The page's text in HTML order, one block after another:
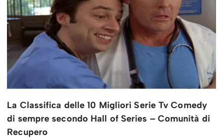
La Classifica delle 10 Migliori Serie Tv Comedy
di sempre secondo Hall of Series – Comunità di
Recupero